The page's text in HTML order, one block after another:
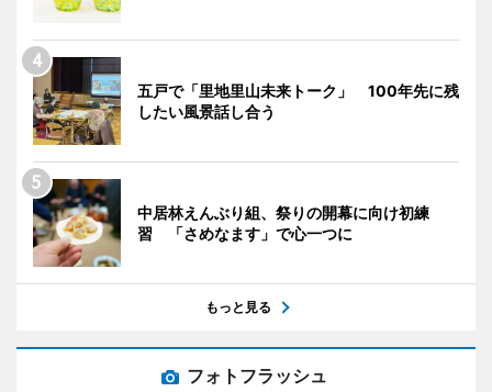
五戸で「里地里山未来トーク」 100年先に残
したい風景話し合う
中居林えんぶり組、祭りの開幕に向け初練
習 「さめなます」で心一つに
もっと見る
フォトフラッシュ